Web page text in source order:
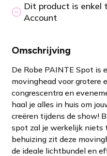
Dit product is enkel
Account
Omschrijving
De Robe PAINTE Spot is
movinghead voor grotere
congrescentra en
haal je alles in huis om
creëren tijdens de show!
spot zal je werkelijk niets
behuizing zit deze
de ideale lichtbundel en